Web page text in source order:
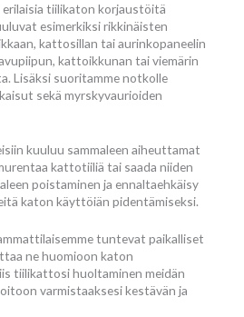
erilaisia tiilikaton korjaustöitä
esimerkiksi rikkinäisten
kattosillan tai aurinkopaneelin
kattoikkunan tai viemärin
Lisäksi suoritamme notkolle
sekä myrskyvaurioiden
kuuluu sammaleen aiheuttamat
kattotiiliä tai saada niiden
poistaminen ja ennaltaehkäisy
katon käyttöiän pidentämiseksi.
tuntevat paikalliset
ne huomioon katon
tiilikattosi huoltaminen meidän
varmistaaksesi kestävän ja